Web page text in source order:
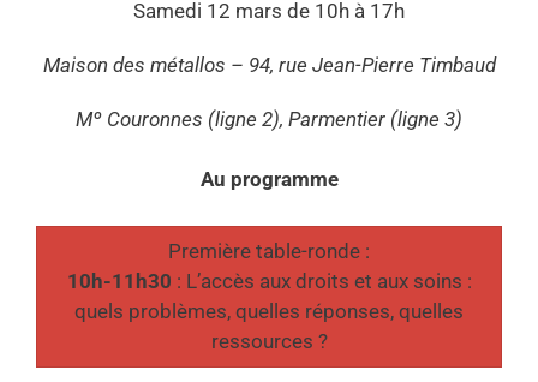
Samedi 12 mars de 10h à 17h
Maison des métallos – 94, rue Jean-Pierre Timbaud
Mº Couronnes (ligne 2), Parmentier (ligne 3)
Au programme
Première table-ronde :
10h-11h30 : L’accès aux droits et aux soins :
quels problèmes, quelles réponses, quelles
ressources ?